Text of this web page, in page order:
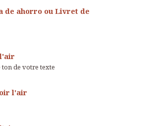
de ahorro ou Livret de
de votre texte
l'air